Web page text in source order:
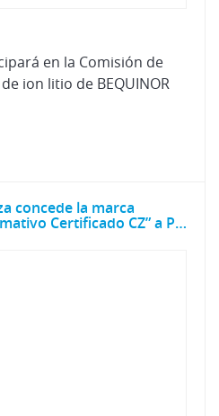
en la Comisión de
ion litio de BEQUINOR
concede la marca
“Programa Formativo Certificado CZ” a PDR School